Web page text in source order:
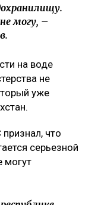
могу, –
на воде
не
уже
что
серьезной
могут